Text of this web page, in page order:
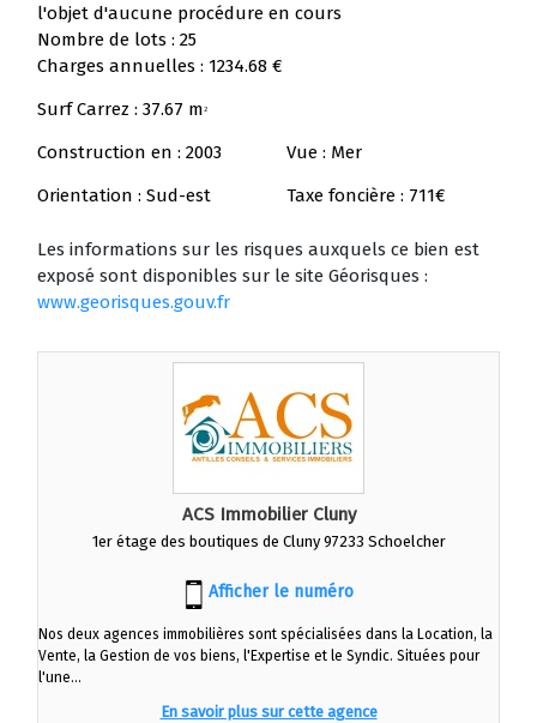
l'objet d'aucune procédure en cours
Nombre de lots : 25
Charges annuelles : 1234.68 €
Surf Carrez : 37.67 m2
Construction en : 2003
Vue : Mer
Orientation : Sud-est
Taxe foncière : 711€
Les informations sur les risques auxquels ce bien est
exposé sont disponibles sur le site Géorisques :
www.georisques.gouv.fr
ACS Immobilier Cluny
1er étage des boutiques de Cluny 97233 Schoelcher
Afficher le numéro
Nos deux agences immobilières sont spécialisées dans la Location, la
Vente, la Gestion de vos biens, l'Expertise et le Syndic. Situées pour
l'une...
En savoir plus sur cette agence